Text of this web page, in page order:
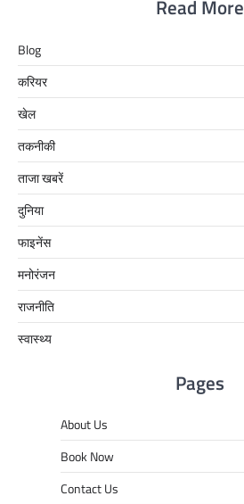
Read More
Blog
करियर
खेल
तकनीकी
ताजा खबरें
दुनिया
फाइनेंस
मनोरंजन
राजनीति
स्वास्थ्य
Pages
About Us
Book Now
Contact Us